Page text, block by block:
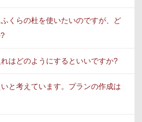
くらの杜を使いたいのですが、ど
はどのようにするといいですか?
と考えています。プランの作成は